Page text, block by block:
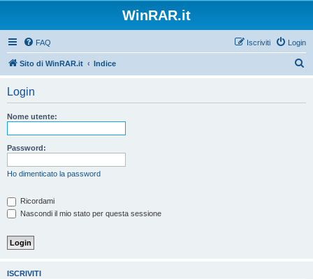
WinRAR.it
FAQ Login
Iscriviti
Sito di WinRAR.it Indice
Login
Nome utente:
Password:
Ho dimenticato la password
Ricordami
Nascondi il mio stato per questa sessione
ISCRIVITI